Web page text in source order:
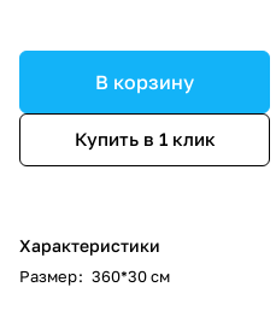
В корзину
Купить в 1 клик
Характеристики
Размер: 360*30 см